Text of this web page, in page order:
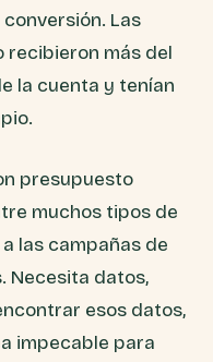
Las
recibieron más del
la cuenta y tenían
presupuesto
muchos tipos de
las campañas de
Necesita datos,
esos datos,
impecable para